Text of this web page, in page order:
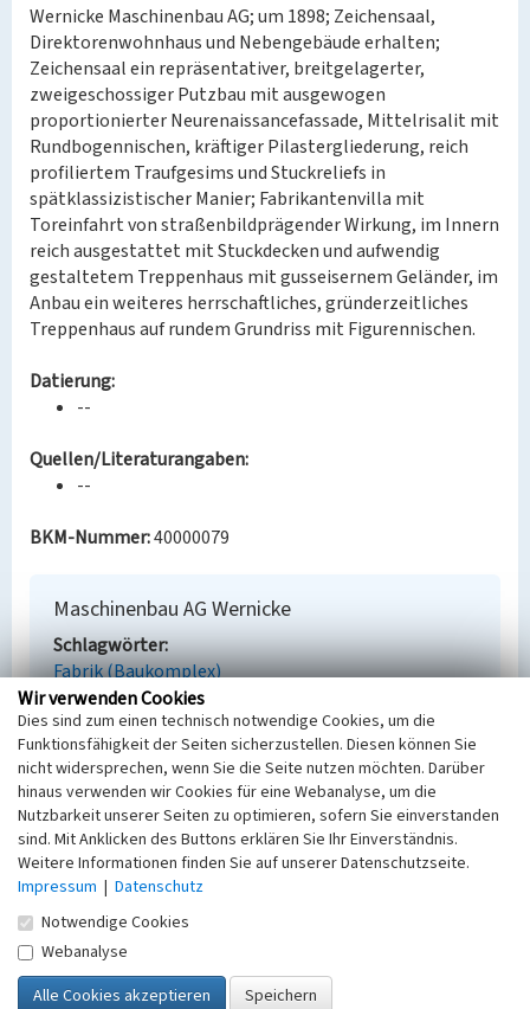
Wernicke Maschinenbau AG; um 1898; Zeichensaal,
Direktorenwohnhaus und Nebengebäude erhalten;
Zeichensaal ein repräsentativer, breitgelagerter,
zweigeschossiger Putzbau mit ausgewogen
proportionierter Neurenaissancefassade, Mittelrisalit mit
Rundbogennischen, kräftiger Pilastergliederung, reich
profiliertem Traufgesims und Stuckreliefs in
spätklassizistischer Manier; Fabrikantenvilla mit
Toreinfahrt von straßenbildprägender Wirkung, im Innern
reich ausgestattet mit Stuckdecken und aufwendig
gestaltetem Treppenhaus mit gusseisernem Geländer, im
Anbau ein weiteres herrschaftliches, gründerzeitliches
Treppenhaus auf rundem Grundriss mit Figurennischen.
Datierung:
--
Quellen/Literaturangaben:
--
BKM-Nummer:40000079
Maschinenbau AG Wernicke
Schlagwörter
Fabrik (Baukomplex)
Ort
Halle (Saale)
Fachsicht(en)
Denkmalpflege
Erfassungsmaßstab
Keine Angabe
Erfassungsmethode
Übernahme aus externer Fachdatenbank
Empfohlene Zitierweise
Wir verwenden Cookies
Dies sind zum einen technisch notwendige Cookies, um die
Funktionsfähigkeit der Seiten sicherzustellen. Diesen können Sie
nicht widersprechen, wenn Sie die Seite nutzen möchten. Darüber
hinaus verwenden wir Cookies für eine Webanalyse, um die
Nutzbarkeit unserer Seiten zu optimieren, sofern Sie einverstanden
sind. Mit Anklicken des Buttons erklären Sie Ihr Einverständnis.
Weitere Informationen finden Sie auf unserer Datenschutzseite.
Impressum | Datenschutz
Notwendige Cookies
Webanalyse